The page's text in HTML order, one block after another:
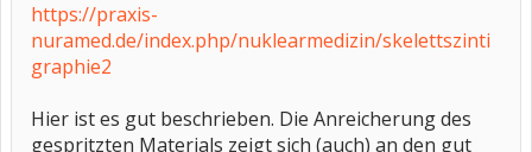
https://praxis-
nuramed.de/index.php/nuklearmedizin/skelettszinti
graphie2
Hier ist es gut beschrieben. Die Anreicherung des
gespritzten Materials zeigt sich (auch) an den gut